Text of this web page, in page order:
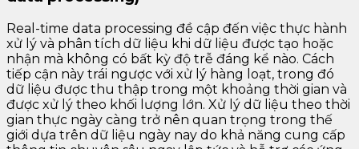
Real-time data processing đề cập đến việc thực hành
xử lý và phân tích dữ liệu khi dữ liệu được tạo hoặc
nhận mà không có bất kỳ độ trễ đáng kể nào. Cách
tiếp cận này trái ngược với xử lý hàng loạt, trong đó
dữ liệu được thu thập trong một khoảng thời gian và
được xử lý theo khối lượng lớn. Xử lý dữ liệu theo thời
gian thực ngày càng trở nên quan trọng trong thế
giới dựa trên dữ liệu ngày nay do khả năng cung cấp